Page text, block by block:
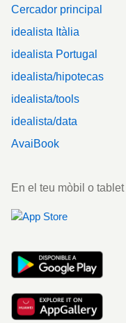
Cercador principal
idealista Itàlia
idealista Portugal
idealista/hipotecas
idealista/tools
idealista/data
AvaiBook
En el teu mòbil o tablet